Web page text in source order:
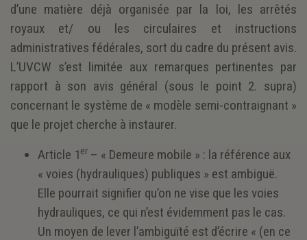
d’une matière déjà organisée par la loi, les arrêtés
royaux et/ ou les circulaires et instructions
administratives fédérales, sort du cadre du présent avis.
L’UVCW s’est limitée aux remarques pertinentes par
rapport à son avis général (sous le point 2. supra)
concernant le système de « modèle semi-contraignant »
que le projet cherche à instaurer.
Article 1er – « Demeure mobile » : la référence aux
« voies (hydrauliques) publiques » est ambiguë.
Elle pourrait signifier qu’on ne vise que les voies
hydrauliques, ce qui n’est évidemment pas le cas.
Un moyen de lever l’ambiguïté est d’écrire « (en ce